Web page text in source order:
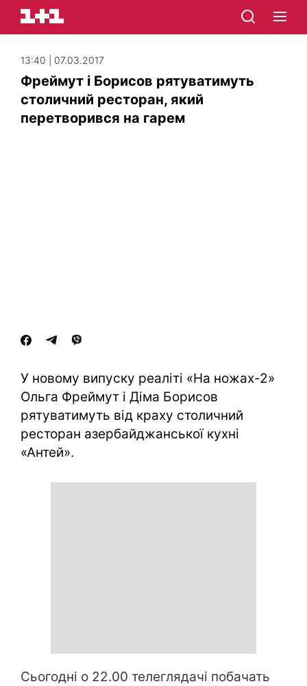
13:40 | 07.03.2017
Фреймут і Борисов рятуватимуть
столичний ресторан, який
перетворився на гарем
У новому випуску реаліті «На ножах-2»
Ольга Фреймут і Діма Борисов
рятуватимуть від краху столичний
ресторан азербайджанської кухні
«Антей».
Сьогодні о 22.00 телеглядачі побачать